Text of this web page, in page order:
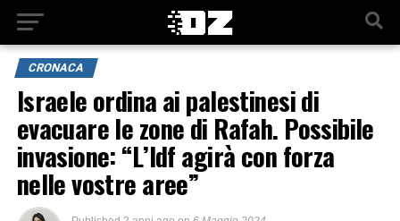
CRONACA
Israele ordina ai palestinesi di
evacuare le zone di Rafah. Possibile
invasione: “L’Idf agirà con forza
nelle vostre aree”